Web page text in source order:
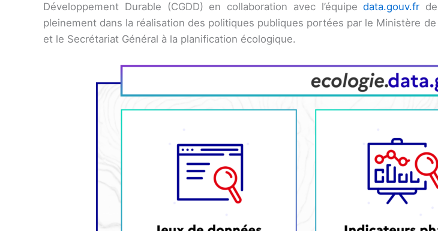
Développement Durable (CGDD) en collaboration avec l’équipedata.gouv.fr
pleinement dans la réalisation des politiques publiques portées par le Ministère
et le Secrétariat Général à la planification écologique.